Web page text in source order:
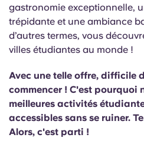
Deutsch
Italian
French
gastronomie exceptionnelle,
trépidante et une ambiance
d’autres termes, vous
villes étudiantes au monde !
Avec une telle offre, difficile
commencer ! C'est pourquoi
meilleures activités
accessibles sans se ruiner.
Alors, c'est parti !